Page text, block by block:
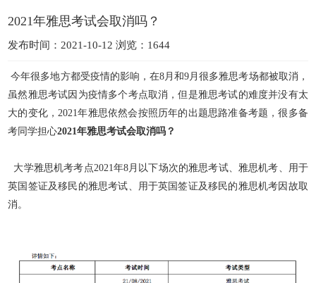
2021年雅思考试会取消吗？
发布时间：2021-10-12 浏览：1644
今年很多地方都受疫情的影响，在8月和9月很多雅思考场都被取消，
虽然雅思考试因为疫情多个考点取消，但是雅思考试的难度并没有太
大的变化，2021年雅思依然会按照历年的出题思路准备考题，很多备
考同学担心2021年雅思考试会取消吗？
大学雅思机考考点2021年8月以下场次的雅思考试、雅思机考、用于
英国签证及移民的雅思考试、用于英国签证及移民的雅思机考因故取
消。